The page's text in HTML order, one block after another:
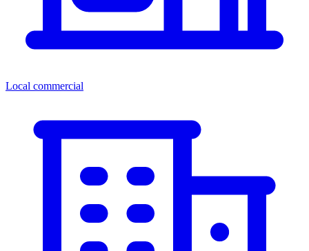
Local commercial